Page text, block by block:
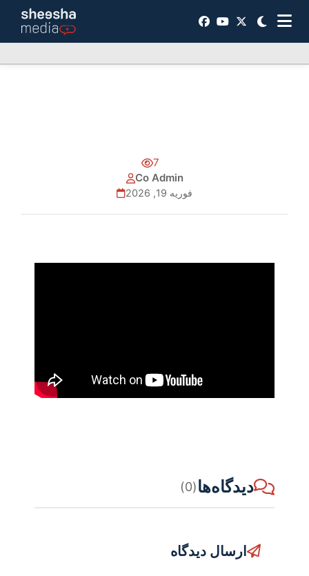
7
Co Admin
فوریه 19, 2026
دیدگاه‌ها(0)
ارسال دیدگاه